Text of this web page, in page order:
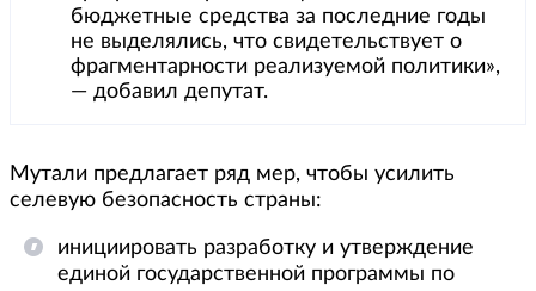
бюджетные средства за последние годы
не выделялись, что свидетельствует о
фрагментарности реализуемой политики»,
— добавил депутат.
Мутали предлагает ряд мер, чтобы усилить
селевую безопасность страны:
инициировать разработку и утверждение
единой государственной программы по